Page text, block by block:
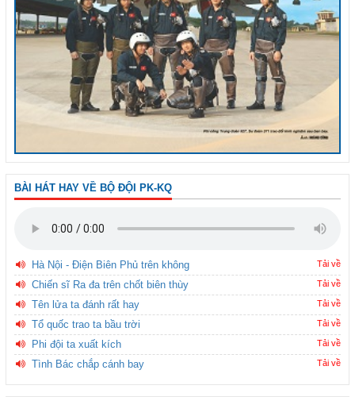
BÀI HÁT HAY VỀ BỘ ĐỘI PK-KQ
Hà Nội - Điện Biên Phủ trên không Tải về
Chiến sĩ Ra đa trên chốt biên thùy Tải về
Tên lửa ta đánh rất hay Tải về
Tổ quốc trao ta bầu trời Tải về
Phi đội ta xuất kích Tải về
Tình Bác chắp cánh bay Tải về